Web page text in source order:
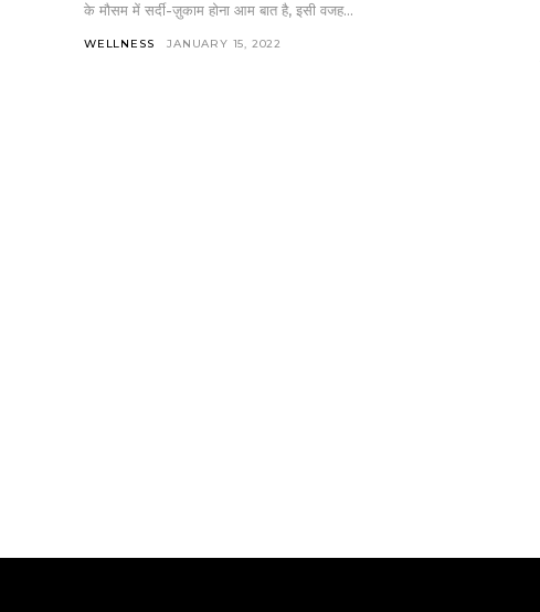
के मौसम में सर्दी-ज़ुकाम होना आम बात है, इसी वजह...
WELLNESS JANUARY 15, 2022